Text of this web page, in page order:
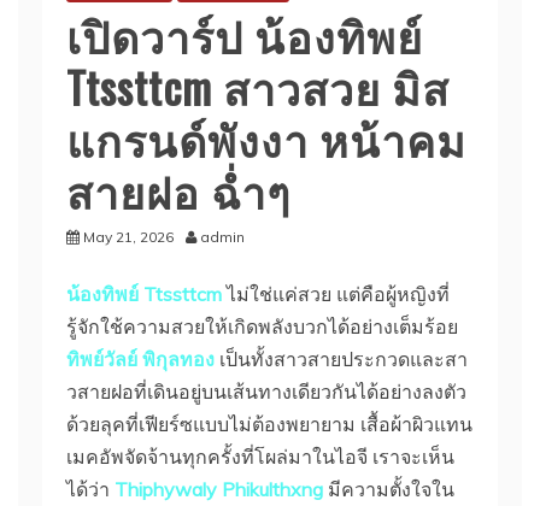
เปิดวาร์ป น้องทิพย์
Ttssttcm สาวสวย มิส
แกรนด์พังงา หน้าคม
สายฝอ ฉ่ำๆ
May 21, 2026 admin
น้องทิพย์ Ttssttcmไม่ใช่แค่สวย แต่คือผู้หญิงที่
รู้จักใช้ความสวยให้เกิดพลังบวกได้อย่างเต็มร้อย
ทิพย์วัลย์ พิกุลทอง เป็นทั้งสาวสายประกวดและสา
วสายฝอที่เดินอยู่บนเส้นทางเดียวกันได้อย่างลงตัว
ด้วยลุคที่เฟียร์ซแบบไม่ต้องพยายาม เสื้อผ้าผิวแทน
เมคอัพจัดจ้านทุกครั้งที่โผล่มาในไอจี เราจะเห็น
ได้ว่า Thiphywaly Phikulthxng มีความตั้งใจใน